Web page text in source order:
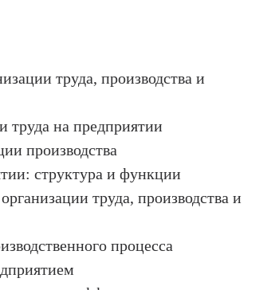
труда, производства и
труда на предприятии
производства
структура и функции
труда, производства и
процесса